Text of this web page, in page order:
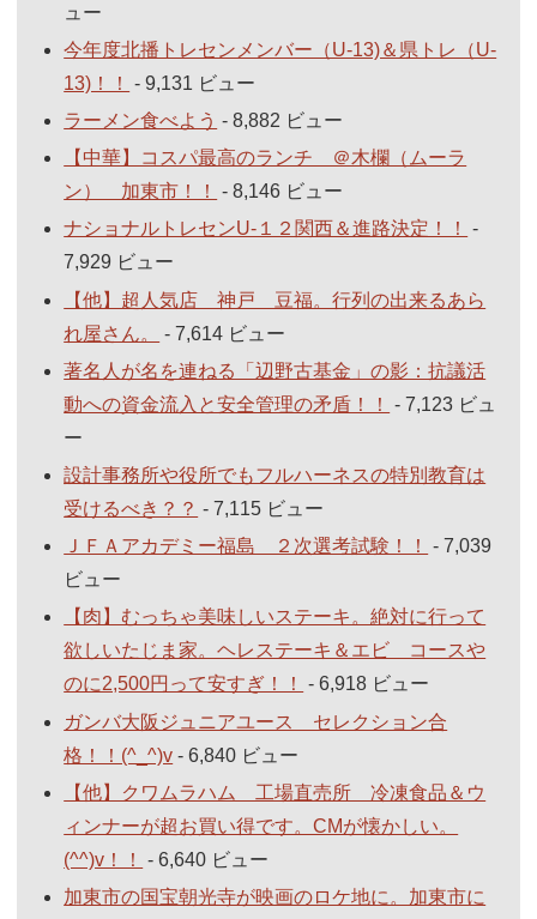
ュー
今年度北播トレセンメンバー（U-13)＆県トレ（U-
13)！！
- 9,131 ビュー
ラーメン食べよう - 8,882 ビュー
【中華】コスパ最高のランチ ＠木欄（ムーラ
ン） 加東市！！
- 8,146 ビュー
ナショナルトレセンU-１２関西＆進路決定！！
-
7,929 ビュー
【他】超人気店 神戸 豆福。行列の出来るあら
れ屋さん。
- 7,614 ビュー
著名人が名を連ねる「辺野古基金」の影：抗議活
動への資金流入と安全管理の矛盾！！
- 7,123 ビュ
ー
設計事務所や役所でもフルハーネスの特別教育は
受けるべき？？ - 7,115 ビュー
ＪＦＡアカデミー福島 ２次選考試験！！
- 7,039
ビュー
【肉】むっちゃ美味しいステーキ。絶対に行って
欲しいたじま家。ヘレステーキ＆エビ コースや
のに2,500円って安すぎ！！
- 6,918 ビュー
ガンバ大阪ジュニアユース セレクション合
格！！(^_^)v - 6,840 ビュー
【他】クワムラハム 工場直売所 冷凍食品＆ウ
ィンナーが超お買い得です。CMが懐かしい。
(^^)v！！
- 6,640 ビュー
加東市の国宝朝光寺が映画のロケ地に。加東市に